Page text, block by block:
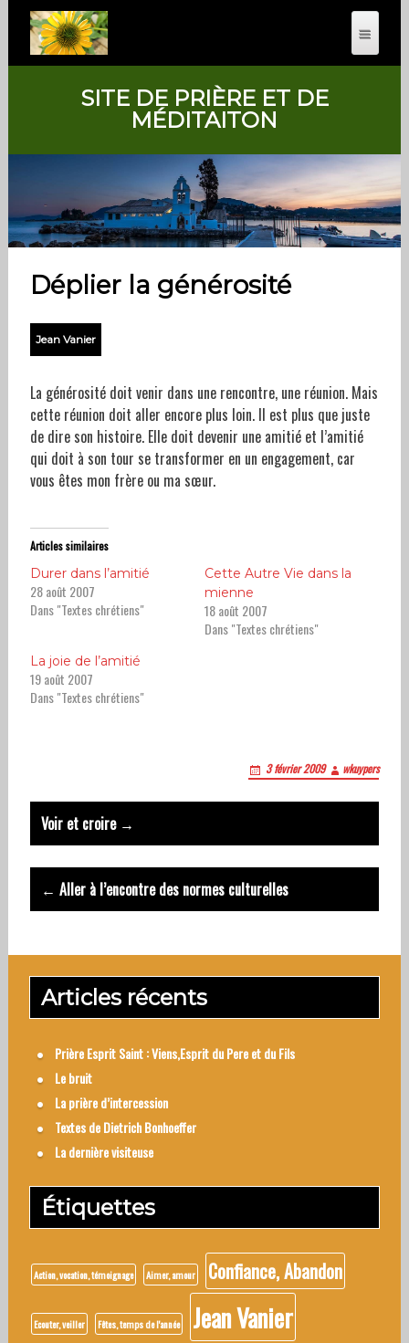
SITE DE PRIÈRE ET DE
MÉDITAITON
Déplier la générosité
Jean Vanier
La générosité doit venir dans une rencontre, une réunion. Mais
cette réunion doit aller encore plus loin. Il est plus que juste
de dire son histoire. Elle doit devenir une amitié et l’amitié
qui doit à son tour se transformer en un engagement, car
vous êtes mon frère ou ma sœur.
Articles similaires
Durer dans l’amitié
28 août 2007
Dans "Textes chrétiens"
Cette Autre Vie dans la
mienne
18 août 2007
Dans "Textes chrétiens"
La joie de l’amitié
19 août 2007
Dans "Textes chrétiens"
3 février 2009 wkuypers
Post
navigation
Voir et croire →
← Aller à l’encontre des normes culturelles
Articles récents
Prière Esprit Saint : Viens,Esprit du Pere et du Fils
Le bruit
La prière d’intercession
Textes de Dietrich Bonhoeffer
La dernière visiteuse
Étiquettes
Action, vocation, témoignage Aimer, amour Confiance, Abandon
Ecouter, veiller Fêtes, temps de l'année Jean Vanier